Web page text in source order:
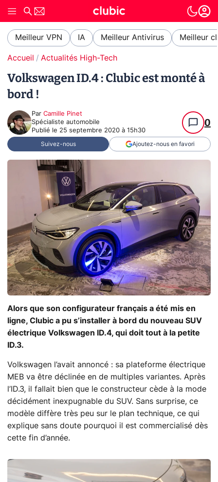
Meilleur VPN IA Meilleur Antivirus Meilleur
Accueil Actualités High-Tech
Volkswagen ID.4 : Clubic est monté à
bord !
Par Camille Pinet
Spécialiste automobile
Publié le 25 septembre 2020 à 15h30
0
Suivez-nous Ajoutez-nous en favori
Alors que son configurateur français a été mis en
ligne, Clubic a pu s’installer à bord du nouveau SUV
électrique Volkswagen ID.4, qui doit tout à la petite
ID.3.
Volkswagen l’avait annoncé : sa plateforme électrique
MEB va être déclinée en de multiples variantes. Après
l’ID.3, il fallait bien que le constructeur cède à la mode
décidément inexpugnable du SUV. Sans surprise, ce
modèle diffère très peu sur le plan technique, ce qui
explique sans doute pourquoi il est commercialisé dès
cette fin d’année.